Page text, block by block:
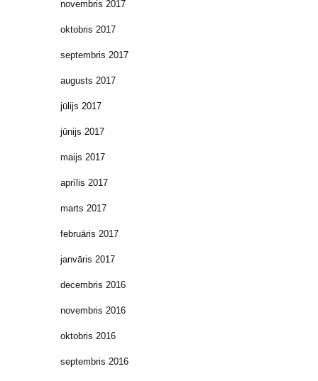
novembris 2017
oktobris 2017
septembris 2017
augusts 2017
jūlijs 2017
jūnijs 2017
maijs 2017
aprīlis 2017
marts 2017
februāris 2017
janvāris 2017
decembris 2016
novembris 2016
oktobris 2016
septembris 2016